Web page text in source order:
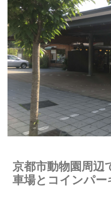
京都市動物園周
車場とコインパー